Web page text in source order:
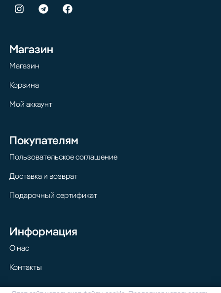
Магазин
Магазин
Корзина
Мой аккаунт
Покупателям
Пользовательское соглашение
Доставка и возврат
Подарочный сертификат
Информация
О нас
Контакты